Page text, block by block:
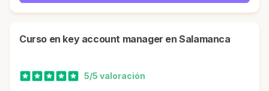
curso en key account manager en Salamanca
5/5 valoración